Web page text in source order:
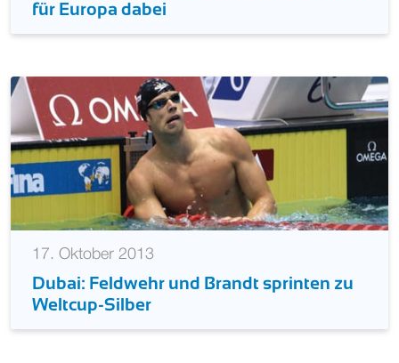
für Europa dabei
17. Oktober 2013
Dubai: Feldwehr und Brandt sprinten zu
Weltcup-Silber